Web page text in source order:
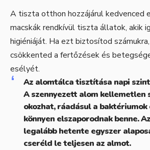
A tiszta otthon hozzájárul kedvenced
macskák rendkívül tiszta állatok, akik
higiéniáját. Ha ezt biztosítod
csökkented a fertőzések és
esélyét.
Az alomtálca tisztítása napi
A szennyezett alom kellemetlen
okozhat, ráadásul a baktériumok
könnyen elszaporodnak benne.
legalább hetente egyszer
cseréld le teljesen az almot.